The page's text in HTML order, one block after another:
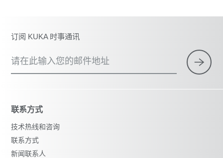
订阅 KUKA 时事通讯
请在此输入您的邮件地址
联系方式
技术热线和咨询
联系方式
新闻联系人